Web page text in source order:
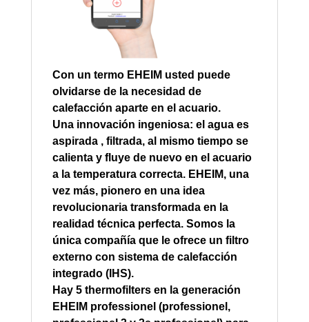
Con un termo EHEIM usted puede
olvidarse de la necesidad de
calefacción aparte en el acuario.
Una innovación ingeniosa: el agua es
aspirada , filtrada, al mismo tiempo se
calienta y fluye de nuevo en el acuario
a la temperatura correcta. EHEIM, una
vez más, pionero en una idea
revolucionaria transformada en la
realidad técnica perfecta. Somos la
única compañía que le ofrece un filtro
externo con sistema de calefacción
integrado (IHS).
Hay 5 thermofilters en la generación
EHEIM professionel (professionel,